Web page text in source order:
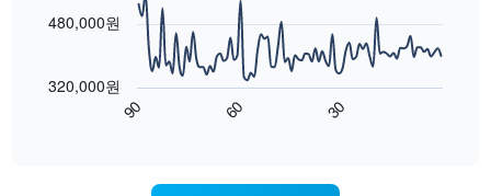
에
급
별
요
표
차
90 60 30
320,000원
480,000원